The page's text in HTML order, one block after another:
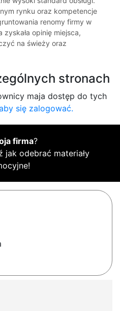
rynku oraz kompetencje
renomy firmy w
opinię miejsca,
na świeży oraz
stronach
maja dostęp do tych
się zalogować.
firma?
jak odebrać materiały